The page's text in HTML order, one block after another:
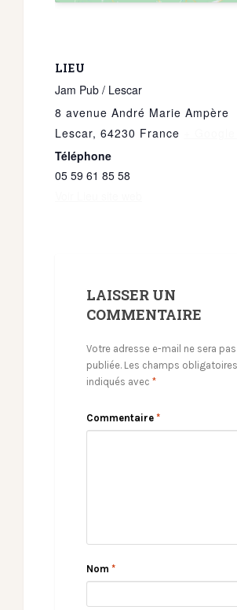
LIEU
Jam Pub / Lescar
8 avenue André Marie Ampère
Lescar, 64230 France
Téléphone
05 59 61 85 58
LAISSER UN
COMMENTAIRE
Votre adresse e-mail ne sera pas
publiée. Les champs
indiqués avec *
Commentaire *
Nom *